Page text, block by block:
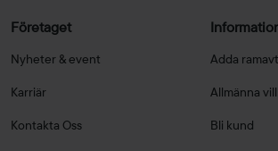
Företaget
Nyheter & event
Karriär
Kontakta Oss
Adda
Allmänna
Bli kund